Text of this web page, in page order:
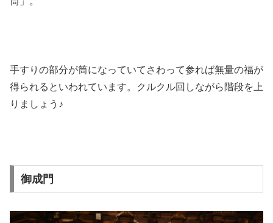
手すりの部分が筒になっていてさわって参れば無量の福が
得られるといわれています。クルクル回しながら階段を上
りましょう♪
御成門